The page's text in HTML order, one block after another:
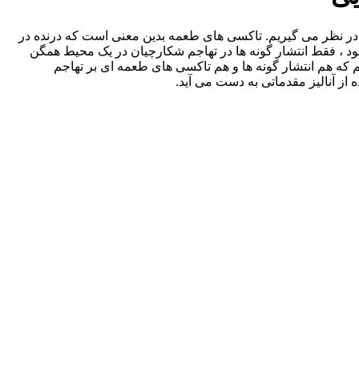
نظر می گیریم. تاکسی های طعمه بدین معنی است که درنده در
انتشار گونه ها در تهاجم شکارچیان در یک محیط همگن
هم انتشار گونه ها و هم تاکسی های طعمه ای بر تهاجم
آنالیز مقدماتی به دست می آید.